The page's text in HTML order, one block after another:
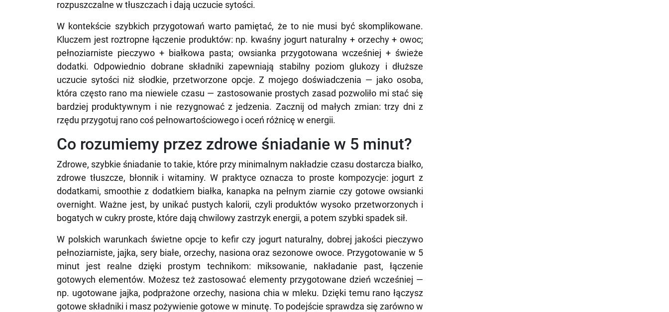
rozpuszczalne w tłuszczach i dają uczucie sytości.
W kontekście szybkich przygotowań warto pamiętać, że to nie musi być skomplikowane.
Kluczem jest roztropne łączenie produktów: np. kwaśny jogurt naturalny + orzechy + owoc;
pełnoziarniste pieczywo + białkowa pasta; owsianka przygotowana wcześniej + świeże
dodatki. Odpowiednio dobrane składniki zapewniają stabilny poziom glukozy i dłuższe
uczucie sytości niż słodkie, przetworzone opcje. Z mojego doświadczenia — jako osoba,
która często rano ma niewiele czasu — zastosowanie prostych zasad pozwoliło mi stać się
bardziej produktywnym i nie rezygnować z jedzenia. Zacznij od małych zmian: trzy dni z
rzędu przygotuj rano coś pełnowartościowego i oceń różnicę w energii.
Co rozumiemy przez zdrowe śniadanie w 5 minut?
Zdrowe, szybkie śniadanie to takie, które przy minimalnym nakładzie czasu dostarcza białko,
zdrowe tłuszcze, błonnik i witaminy. W praktyce oznacza to proste kompozycje: jogurt z
dodatkami, smoothie z dodatkiem białka, kanapka na pełnym ziarnie czy gotowe owsianki
overnight. Ważne jest, by unikać pustych kalorii, czyli produktów wysoko przetworzonych i
bogatych w cukry proste, które dają chwilowy zastrzyk energii, a potem szybki spadek sił.
W polskich warunkach świetne opcje to kefir czy jogurt naturalny, dobrej jakości pieczywo
pełnoziarniste, jajka, sery białe, orzechy, nasiona oraz sezonowe owoce. Przygotowanie w 5
minut jest realne dzięki prostym technikom: miksowanie, nakładanie past, łączenie
gotowych elementów. Możesz też zastosować elementy przygotowane dzień wcześniej —
np. ugotowane jajka, podprażone orzechy, nasiona chia w mleku. Dzięki temu rano łączysz
gotowe składniki i masz pożywienie gotowe w minutę. To podejście sprawdza się zarówno w